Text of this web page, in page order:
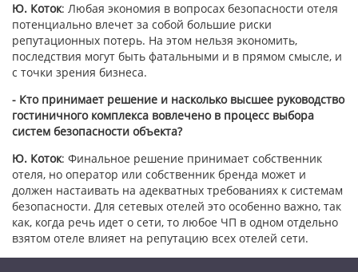
Ю. Коток: Любая экономия в вопросах безопасности отеля
потенциально влечет за собой большие риски
репутационных потерь. На этом нельзя экономить,
последствия могут быть фатальными и в прямом смысле, и
с точки зрения бизнеса.
- Кто принимает решение и насколько высшее руководство
гостиничного комплекса вовлечено в процесс выбора
систем безопасности объекта?
Ю. Коток: Финальное решение принимает собственник
отеля, но оператор или собственник бренда может и
должен настаивать на адекватных требованиях к системам
безопасности. Для сетевых отелей это особенно важно, так
как, когда речь идет о сети, то любое ЧП в одном отдельно
взятом отеле влияет на репутацию всех отелей сети.